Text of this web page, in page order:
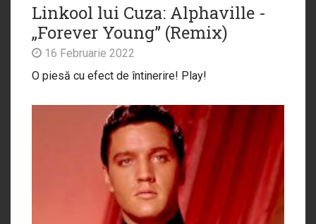
Linkool lui Cuza: Alphaville -
„Forever Young” (Remix)
16 Februarie 2022
O piesă cu efect de întinerire! Play!